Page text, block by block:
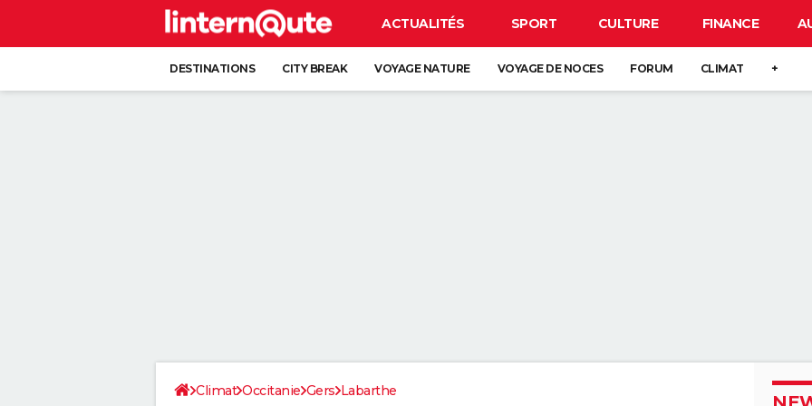
ACTUALITÉS SPORT CULTURE FINANCE
DESTINATIONS CITY BREAK VOYAGE NATURE VOYAGE DE NOCES FORUM CLIMAT +
Climat Occitanie Gers Labarthe